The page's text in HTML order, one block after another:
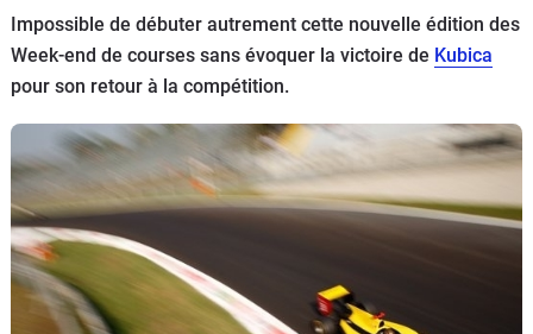
Flottes
Services
Forum
Moto
Marques
Impossible de débuter autrement cette nouvelle édition des
Week-end de courses sans évoquer la victoire de Kubica
pour son retour à la compétition.